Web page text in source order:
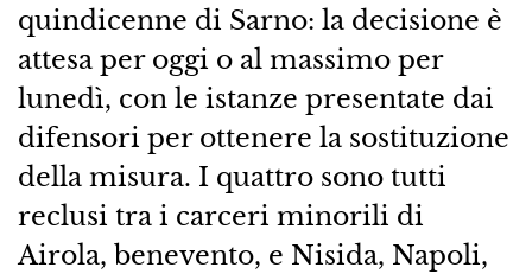
quindicenne di Sarno: la decisione è
attesa per oggi o al massimo per
lunedì, con le istanze presentate dai
difensori per ottenere la sostituzione
della misura. I quattro sono tutti
reclusi tra i carceri minorili di
Airola, benevento, e Nisida, Napoli,